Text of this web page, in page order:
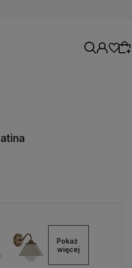
się, aby przywrócić dodane
listy z poprzedniej sesji.
Pokaż
więcej